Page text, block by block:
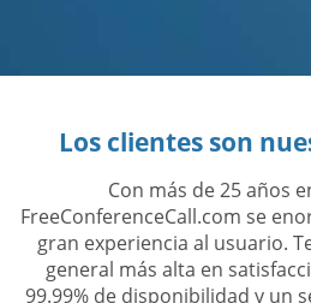
Los clientes son
Con más de 25 años
FreeConferenceCall.com se
gran experiencia al usuario.
general más alta en
99.99% de disponibilidad y un